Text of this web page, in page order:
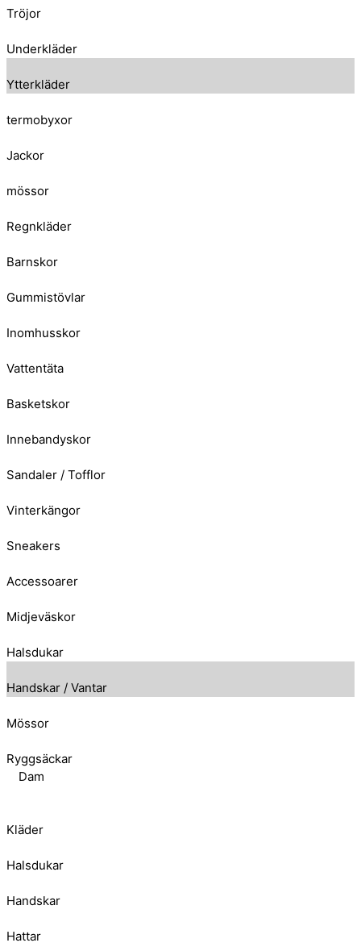
Tröjor
Underkläder
Ytterkläder
termobyxor
Jackor
mössor
Regnkläder
Barnskor
Gummistövlar
Inomhusskor
Vattentäta
Basketskor
Innebandyskor
Sandaler / Tofflor
Vinterkängor
Sneakers
Accessoarer
Midjeväskor
Halsdukar
Handskar / Vantar
Mössor
Ryggsäckar
Dam
Kläder
Halsdukar
Handskar
Hattar